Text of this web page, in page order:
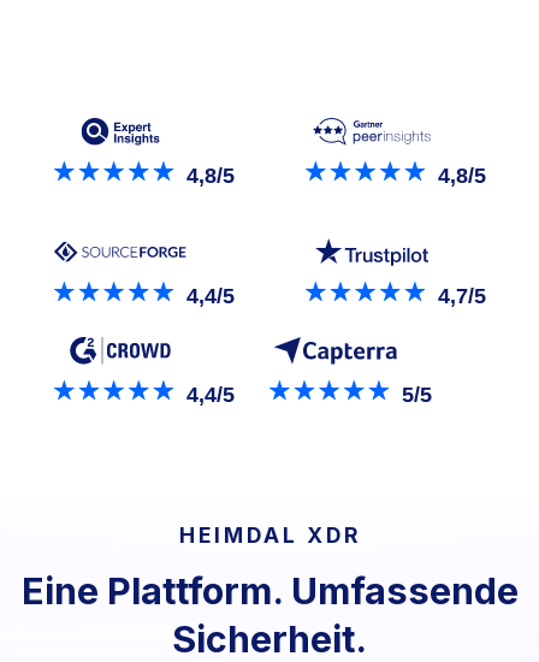
4,8/5 4,8/5
4,4/5 4,7/5
4,4/5 5/5
HEIMDAL XDR
Eine Plattform. Umfassende
Sicherheit.